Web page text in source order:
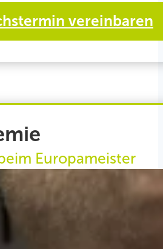
vereinbaren
Europameister